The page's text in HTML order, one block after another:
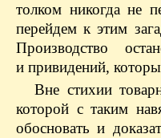
толком никогда не
перейдем к этим
Производство
и привидений,
Вне стихии
которой с таким
обосновать и